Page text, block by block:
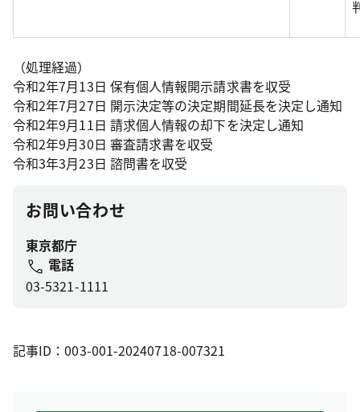
（処理経過）
令和2年7月13日 保有個人情報開示請求書を収受
令和2年7月27日 開示決定等の決定期間延長を決定し通知
令和2年9月11日 請求個人情報の却下を決定し通知
令和2年9月30日 審査請求書を収受
令和3年3月23日 諮問書を収受
お問い合わせ
東京都庁
電話
03-5321-1111
記事ID：003-001-20240718-007321